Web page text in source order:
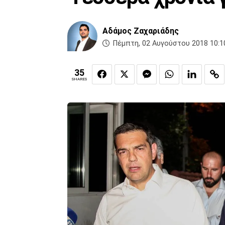
Αδάμος Ζαχαριάδης
Πέμπτη, 02 Αυγούστου 2018
35
SHARES